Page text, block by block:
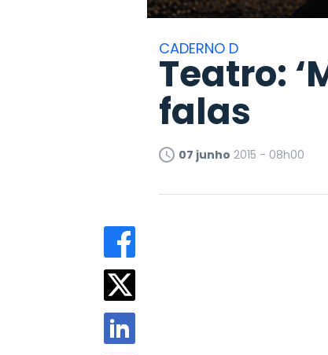
CADERNO D
Teatro:
falas
07 junho 2015 - 08h00